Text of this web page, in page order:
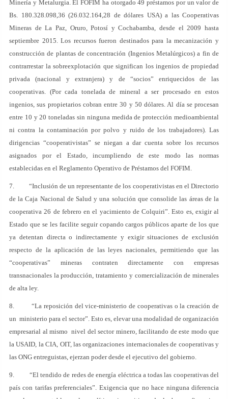
Minería y Metalurgia. El FOFIM ha otorgado 49 préstamos por un valor de
Bs. 180.328.098,36 (26.032.164,28 de dólares USA) a las Cooperativas
Mineras de La Paz, Oruro, Potosí y Cochabamba, desde el 2009 hasta
septiembre 2015. Los recursos fueron destinados para la mecanización y
construcción de plantas de concentración (Ingenios Metalúrgicos) a fin de
contrarrestar la sobreexplotación que significan los ingenios de propiedad
privada (nacional y extranjera) y de “socios” enriquecidos de las
cooperativas. (Por cada tonelada de mineral a ser procesado en estos
ingenios, sus propietarios cobran entre 30 y 50 dólares. Al día se procesan
entre 10 y 20 toneladas sin ninguna medida de protección medioambiental
ni contra la contaminación por polvo y ruido de los trabajadores). Las
dirigencias “cooperativistas” se niegan a dar cuenta sobre los recursos
asignados por el Estado, incumpliendo de este modo las normas
establecidas en el Reglamento Operativo de Préstamos del FOFIM.
7. “Inclusión de un representante de los cooperativistas en el Directorio
de la Caja Nacional de Salud y una solución que consolide las áreas de la
cooperativa 26 de febrero en el yacimiento de Colquiri”. Esto es, exigir al
Estado que se les facilite seguir copando cargos públicos aparte de los que
ya detentan directa o indirectamente y exigir situaciones de exclusión
respecto de la aplicación de las leyes nacionales, permitiendo que las
“cooperativas” mineras contraten directamente con empresas
transnacionales la producción, tratamiento y comercialización de minerales
de alta ley.
8. “La reposición del vice-ministerio de cooperativas o la creación de
un ministerio para el sector”. Esto es, elevar una modalidad de organización
empresarial al mismo nivel del sector minero, facilitando de este modo que
la USAID, la CIA, OIT, las organizaciones internacionales de cooperativas y
las ONG entreguistas, ejerzan poder desde el ejecutivo del gobierno.
9. “El tendido de redes de energía eléctrica a todas las cooperativas del
país con tarifas preferenciales”. Exigencia que no hace ninguna diferencia